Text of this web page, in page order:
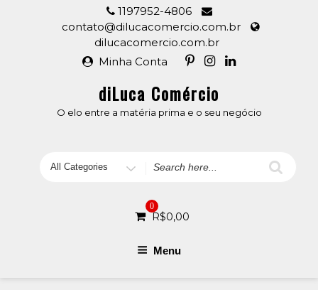
1197952-4806
contato@dilucacomercio.com.br
dilucacomercio.com.br
Minha Conta
diLuca Comércio
O elo entre a matéria prima e o seu negócio
Search
0
R$0,00
Menu